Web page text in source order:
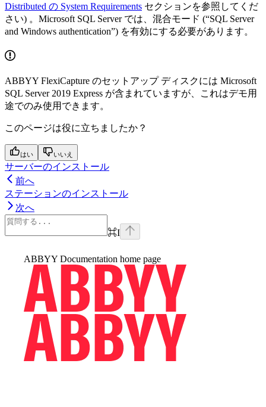
Distributed の System Requirements セクションを参照してくだ
さい) 。Microsoft SQL Server では、混合モード (“SQL Server
and Windows authentication”) を有効にする必要があります。
ABBYY FlexiCapture のセットアップ ディスクには Microsoft
SQL Server 2019 Express が含まれていますが、これはデモ用
途でのみ使用できます。
このページは役に立ちましたか？
はい いいえ
サーバーのインストール
前へ
ステーションのインストール
次へ
⌘I
ABBYY Documentation home page